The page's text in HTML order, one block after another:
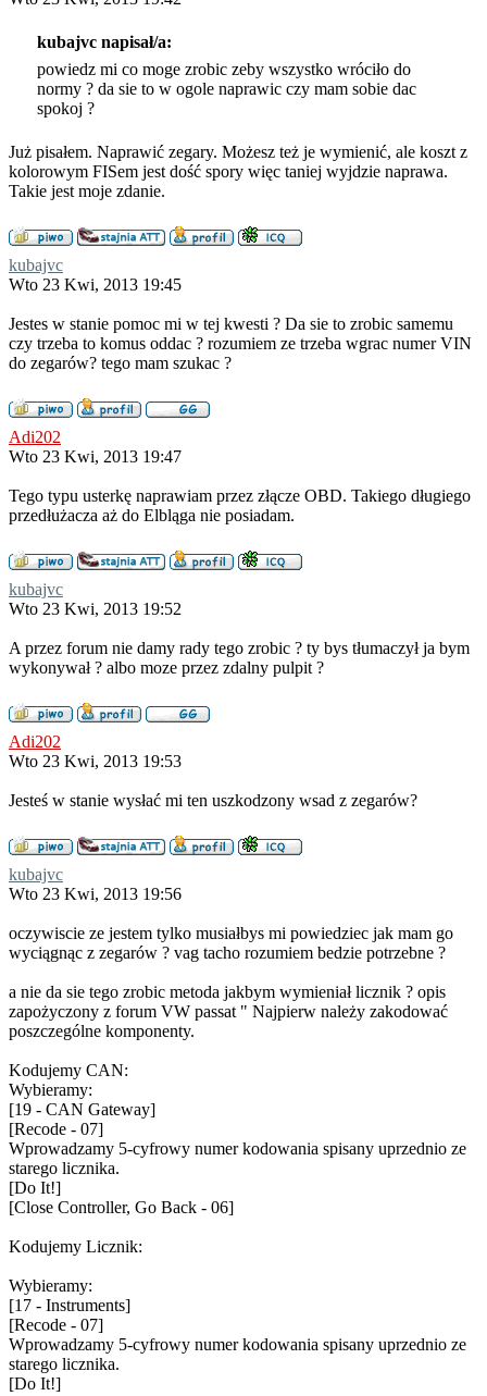
kubajvc napisał/a:
powiedz mi co moge zrobic zeby wszystko wróciło do
normy ? da sie to w ogole naprawic czy mam sobie dac
spokoj ?
Już pisałem. Naprawić zegary. Możesz też je wymienić, ale koszt z
kolorowym FISem jest dość spory więc taniej wyjdzie naprawa.
Takie jest moje zdanie.
kubajvc
Wto 23 Kwi, 2013 19:45
Jestes w stanie pomoc mi w tej kwesti ? Da sie to zrobic samemu
czy trzeba to komus oddac ? rozumiem ze trzeba wgrac numer VIN
do zegarów? tego mam szukac ?
Adi202
Wto 23 Kwi, 2013 19:47
Tego typu usterkę naprawiam przez złącze OBD. Takiego długiego
przedłużacza aż do Elbląga nie posiadam.
kubajvc
Wto 23 Kwi, 2013 19:52
A przez forum nie damy rady tego zrobic ? ty bys tłumaczył ja bym
wykonywał ? albo moze przez zdalny pulpit ?
Adi202
Wto 23 Kwi, 2013 19:53
Jesteś w stanie wysłać mi ten uszkodzony wsad z zegarów?
kubajvc
Wto 23 Kwi, 2013 19:56
oczywiscie ze jestem tylko musiałbys mi powiedziec jak mam go
wyciągnąc z zegarów ? vag tacho rozumiem bedzie potrzebne ?
a nie da sie tego zrobic metoda jakbym wymieniał licznik ? opis
zapożyczony z forum VW passat " Najpierw należy zakodować
poszczególne komponenty.
Kodujemy CAN:
Wybieramy:
[19 - CAN Gateway]
[Recode - 07]
Wprowadzamy 5-cyfrowy numer kodowania spisany uprzednio ze
starego licznika.
[Do It!]
[Close Controller, Go Back - 06]
Kodujemy Licznik:
Wybieramy:
[17 - Instruments]
[Recode - 07]
Wprowadzamy 5-cyfrowy numer kodowania spisany uprzednio ze
starego licznika.
[Do It!]